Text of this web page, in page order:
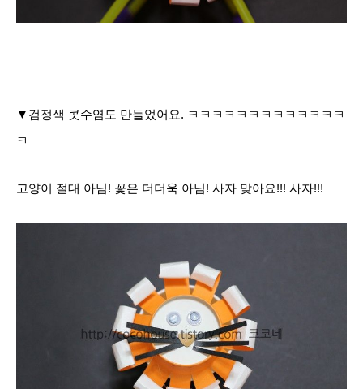
▼검정색 콧수염도 만들었어요. ㅋㅋㅋㅋㅋㅋㅋㅋㅋㅋㅋㅋㅋ
ㅋ
고양이 절대 아님! 꽃은 더더욱 아님! 사자 맞아요!!! 사자!!!